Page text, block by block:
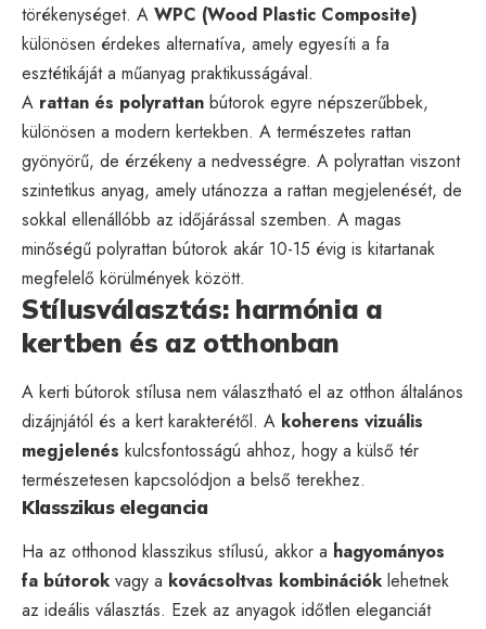
törékenységet. A WPC (Wood Plastic Composite)
különösen érdekes alternatíva, amely egyesíti a fa
esztétikáját a műanyag praktikusságával.
A rattan és polyrattan bútorok egyre népszerűbbek,
különösen a modern kertekben. A természetes rattan
gyönyörű, de érzékeny a nedvességre. A polyrattan viszont
szintetikus anyag, amely utánozza a rattan megjelenését, de
sokkal ellenállóbb az időjárással szemben. A magas
minőségű polyrattan bútorok akár 10-15 évig is kitartanak
megfelelő körülmények között.
Stílusválasztás: harmónia a
kertben és az otthonban
A kerti bútorok stílusa nem választható el az otthon általános
dizájnjától és a kert karakterétől. A koherens vizuális
megjelenés kulcsfontosságú ahhoz, hogy a külső tér
természetesen kapcsolódjon a belső terekhez.
Klasszikus elegancia
Ha az otthonod klasszikus stílusú, akkor a hagyományos
fa bútorok vagy a kovácsoltvas kombinációk lehetnek
az ideális választás. Ezek az anyagok időtlen eleganciát